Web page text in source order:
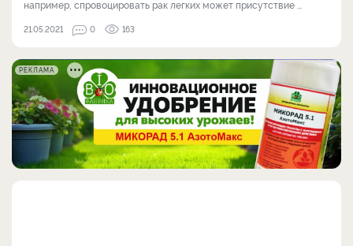
например, спровоцировать рак легких может присутствие ...
21.05.2021 0 163
РЕКЛАМА